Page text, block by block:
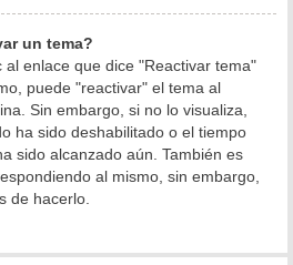
un tema?
al enlace que dice "Reactivar tema"
puede "reactivar" el tema al
Sin embargo, si no lo visualiza,
ha sido deshabilitado o el tiempo
sido alcanzado aún. También es
al mismo, sin embargo,
de hacerlo.